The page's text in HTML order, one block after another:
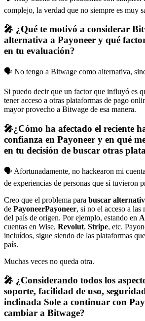
complejo, la verdad que no siempre es muy
🎤 ¿Qué te motivó a considerar
alternativa a Payoneer y qué
en tu evaluación?
🗣️ No tengo a Bitwage como alternativa,
Si puedo decir que un factor que influyó es
tener acceso a otras plataformas de pago
mayor provecho a Bitwage de esa manera.
🎤¿Cómo ha afectado el reciente
confianza en Payoneer y en qué
en tu decisión de buscar otras
🗣️ Afortunadamente, no hackearon mi
de experiencias de personas que sí tuvieron
Creo que el problema para buscar
de PayoneerPayoneer, si no el acceso a las
del país de origen. Por ejemplo, estando en
cuentas en Wise, Revolut, Stripe, etc.
incluídos, sigue siendo de las plataformas
país.
Muchas veces no queda otra.
🎤 ¿Considerando todos los
soporte, facilidad de uso,
inclinada Sole a continuar con
cambiar a Bitwage?